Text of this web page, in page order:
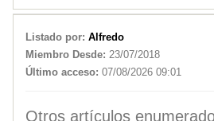
Listado por: Alfredo
Miembro Desde: 23/07/2018
Último acceso: 07/08/2026 09:01
Otros artículos